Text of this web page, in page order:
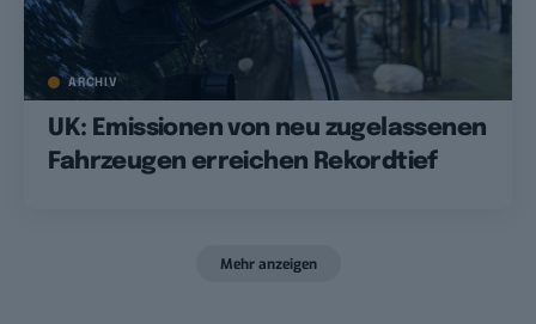
ARCHIV
UK: Emissionen von neu zugelassenen
Fahrzeugen erreichen Rekordtief
Mehr anzeigen